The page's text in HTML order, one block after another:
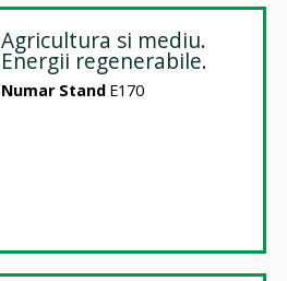
Agricultura si mediu.
Energii regenerabile.
Numar Stand E170